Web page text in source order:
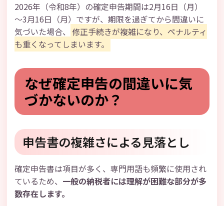
2026年（令和8年）の確定申告期間は2月16日（月）
～3月16日（月）ですが、期限を過ぎてから間違いに
気づいた場合、
修正手続きが複雑になり、ペナルティ
も重くなってしまいます。
なぜ確定申告の間違いに気
づかないのか？
申告書の複雑さによる見落とし
確定申告書は項目が多く、専門用語も頻繁に使用され
ているため、 一般の納税者には理解が困難な部分が多
数存在します。